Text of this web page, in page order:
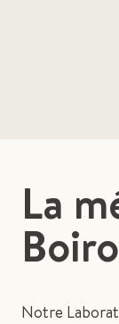
La
Notre